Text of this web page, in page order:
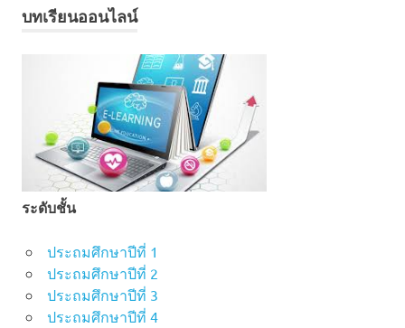
บทเรียนออนไลน์
ระดับชั้น
ประถมศึกษาปีที่ 1
ประถมศึกษาปีที่ 2
ประถมศึกษาปีที่ 3
ประถมศึกษาปีที่ 4